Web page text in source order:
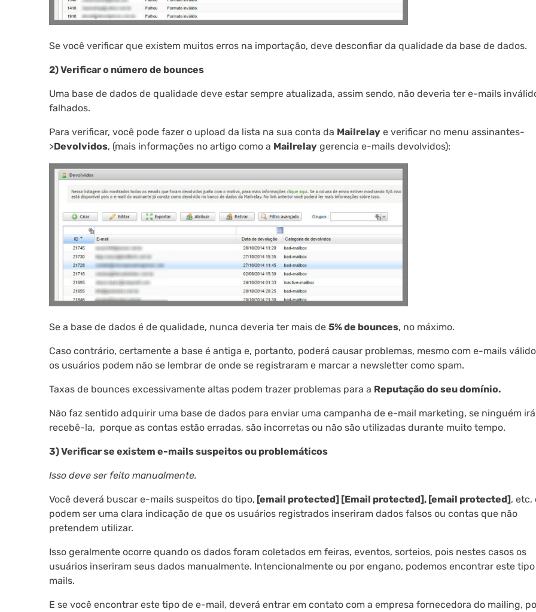
Se você verificar que existem muitos erros na importação, deve desconfiar da qualidade da base de dados.
2) Verificar o número de bounces
Uma base de dados de qualidade deve estar sempre atualizada, assim sendo, não deveria ter e-mails
falhados.
Para verificar, você pode fazer o upload da lista na sua conta da Mailrelay e verificar no menu assinantes-
>Devolvidos, (mais informações no artigo como a Mailrelay gerencia e-mails devolvidos):
Se a base de dados é de qualidade, nunca deveria ter mais de 5% de bounces, no máximo.
Caso contrário, certamente a base é antiga e, portanto, poderá causar problemas, mesmo com e-mails
os usuários podem não se lembrar de onde se registraram e marcar a newsletter como spam.
Taxas de bounces excessivamente altas podem trazer problemas para a Reputação do seu domínio.
Não faz sentido adquirir uma base de dados para enviar uma campanha de e-mail marketing, se ninguém irá
recebê-la, porque as contas estão erradas, são incorretas ou não são utilizadas durante muito tempo.
3) Verificar se existem e-mails suspeitos ou problemáticos
Isso deve ser feito manualmente.
Você deverá buscar e-mails suspeitos do tipo, [email protected] [Email protected], [email protected], etc,
podem ser uma clara indicação de que os usuários registrados inseriram dados falsos ou contas que não
pretendem utilizar.
Isso geralmente ocorre quando os dados foram coletados em feiras, eventos, sorteios, pois nestes casos os
usuários inseriram seus dados manualmente. Intencionalmente ou por engano, podemos encontrar este
mails.
E se você encontrar este tipo de e-mail, deverá entrar em contato com a empresa fornecedora do mailing,